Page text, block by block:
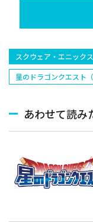
スクウェア・エニックス
星のドラゴンクエスト（
あわせて読み